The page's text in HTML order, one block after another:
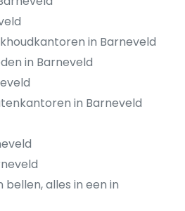
in Barneveld
in Barneveld
in Barneveld
bellen, alles in een in